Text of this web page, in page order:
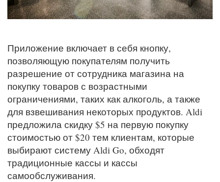
Приложение включает в себя кнопку,
позволяющую покупателям получить
разрешение от сотрудника магазина на
покупку товаров с возрастными
ограничениями, таких как алкоголь, а также
для взвешивания некоторых продуктов. Aldi
предложила скидку $5 на первую покупку
стоимостью от $20 тем клиентам, которые
выбирают систему Aldi Go, обходят
традиционные кассы и кассы
самообслуживания.